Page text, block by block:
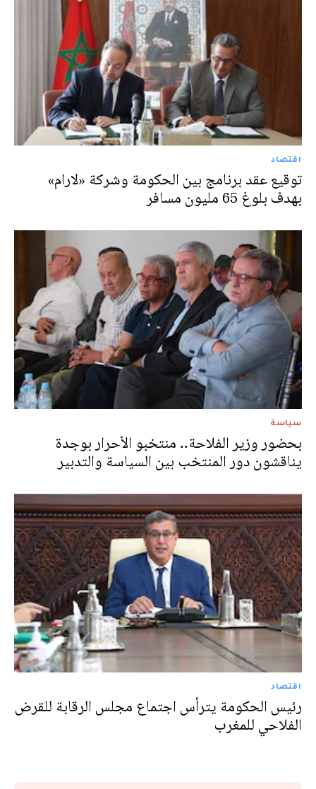
اقتصاد
توقيع عقد برنامج بين الحكومة وشركة «لارام»
بهدف بلوغ 65 مليون مسافر
سياسة
بحضور وزير الفلاحة.. منتخبو الأحرار بوجدة
يناقشون دور المنتخب بين السياسة والتدبير
اقتصاد
رئيس الحكومة يترأس اجتماع مجلس الرقابة للقرض
الفلاحي للمغرب